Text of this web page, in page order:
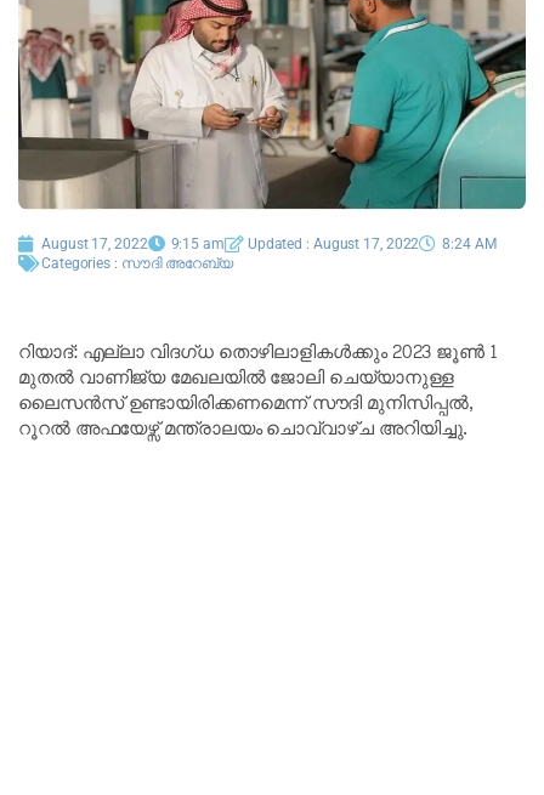
August 17, 2022 9:15 am Updated : August 17, 2022
8:24 AM
Categories : സൗദി അറേബ്യ
റിയാദ്: എല്ലാ വിദഗ്ധ തൊഴിലാളികൾക്കും 2023 ജൂൺ 1
മുതൽ വാണിജ്യ മേഖലയിൽ ജോലി ചെയ്യാനുള്ള
ലൈസൻസ് ഉണ്ടായിരിക്കണമെന്ന് സൗദി മുനിസിപ്പൽ,
റൂറൽ അഫയേഴ്സ് മന്ത്രാലയം ചൊവ്വാഴ്ച അറിയിച്ചു.